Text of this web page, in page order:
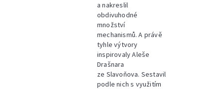
a nakreslil
obdivuhodné
množství
mechanismů. A právě
tyhle výtvory
inspirovaly Aleše
Drašnara
ze Slavoňova. Sestavil
podle nich s využitím